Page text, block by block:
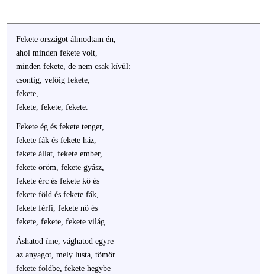
Fekete országot álmodtam én,
ahol minden fekete volt,
minden fekete, de nem csak kívül:
csontig, velőig fekete,
fekete,
fekete, fekete, fekete.
Fekete ég és fekete tenger,
fekete fák és fekete ház,
fekete állat, fekete ember,
fekete öröm, fekete gyász,
fekete érc és fekete kő és
fekete föld és fekete fák,
fekete férfi, fekete nő és
fekete, fekete, fekete világ.
Áshatod íme, vághatod egyre
az anyagot, mely lusta, tömör
fekete földbe, fekete hegybe